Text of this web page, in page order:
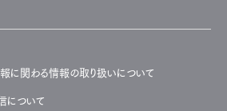
に関わる情報の取り扱いについて
について